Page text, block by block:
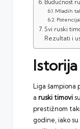
Budućnost
Mladih
Svi ruski
Rezultati i
Liga šampiona
a ruski timovi
prestižnom
godine, iako su